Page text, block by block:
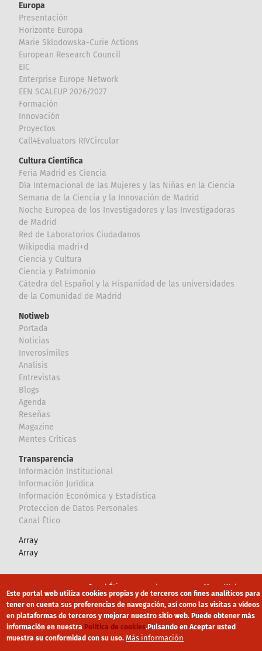
Europa
Presentación
Horizonte Europa
Marie Sklodowska-Curie Actions
European Research Council
EIC
Enterprise Europe Network
EEN SCALEUP 2026/2027
Formación
Innovación
Proyectos
Call4Evaluators RIVCircular
Cultura Científica
Feria Madrid es Ciencia
Día Internacional de las Mujeres y las Niñas en la Ciencia
Semana de la Ciencia y la Innovación de Madrid
Noche Europea de los Investigadores y las Investigadoras
de Madrid
Red de Laboratorios Ciudadanos
Wikipedia madri+d
Ciencia y Cultura
Ciencia y Patrimonio
Cátedra del Español y la Hispanidad de las universidades
de la Comunidad de Madrid
Notiweb
Portada
Noticias
Inverosímiles
Analisis
Entrevistas
Blogs
Agenda
Reseñas
Magazine
Mentes Críticas
Transparencia
Información Institucional
Información Jurídica
Información Económica y Estadística
Proteccion de Datos Personales
Canal Ético
Array
Array
Canal Ético eduroam Mapa Web
Política privacidad Política de cookies Aviso legal
Este portal web utiliza cookies propias y de terceros con fines analíticos para
tener en cuenta sus preferencias de navegación, así como las visitas a vídeos
en plataformas de terceros y mejorar nuestro sitio web. Puede obtener más
información en nuestra Política de cookies.Pulsando en Aceptar usted
muestra su conformidad con su uso. Más información